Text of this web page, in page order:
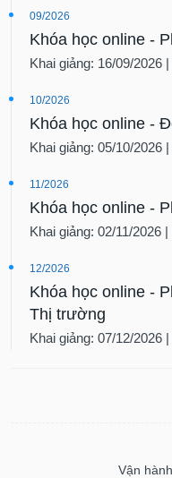
09/2026
Khóa học online -
Khai giảng: 16/09/2026
10/2026
Khóa học online -
Khai giảng: 05/10/2026
11/2026
Khóa học online -
Khai giảng: 02/11/2026
12/2026
Khóa học online -
Thị trường
Khai giảng: 07/12/2026
Vận